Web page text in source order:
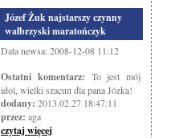
Józef Żuk najstarszy czynny
wałbrzyski maratończyk
Data newsa: 2008-12-08 11:12
Ostatni komentarz: To jest mój
idol, wielki szacun dla pana Józka!
dodany: 2013.02.27 18:47:11
przez: aga
czytaj więcej